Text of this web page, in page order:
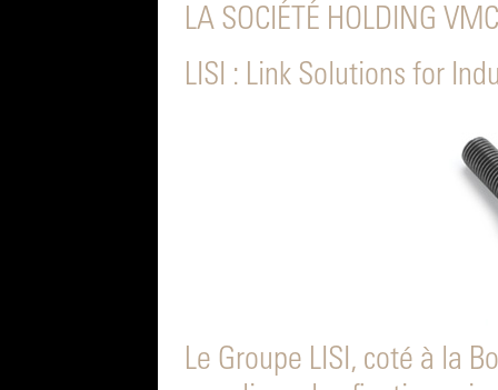
LA SOCIÉTÉ HOLDING VMC
LISI : Link Solutions for
Le Groupe LISI, coté à la